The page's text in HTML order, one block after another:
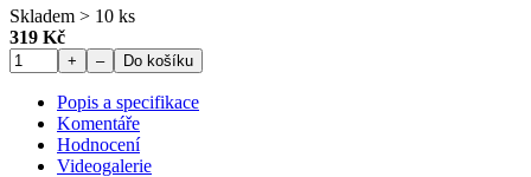
Skladem > 10 ks
319 Kč
+ – Do košíku
Popis a specifikace
Komentáře
Hodnocení
Videogalerie